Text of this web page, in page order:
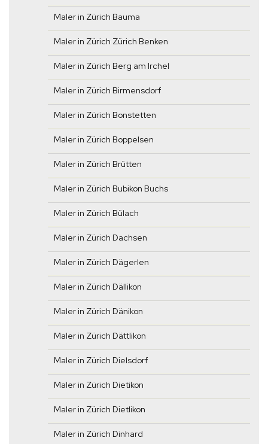
Maler in Zürich Bauma
Maler in Zürich Zürich Benken
Maler in Zürich Berg am Irchel
Maler in Zürich Birmensdorf
Maler in Zürich Bonstetten
Maler in Zürich Boppelsen
Maler in Zürich Brütten
Maler in Zürich Bubikon Buchs
Maler in Zürich Bülach
Maler in Zürich Dachsen
Maler in Zürich Dägerlen
Maler in Zürich Dällikon
Maler in Zürich Dänikon
Maler in Zürich Dättlikon
Maler in Zürich Dielsdorf
Maler in Zürich Dietikon
Maler in Zürich Dietlikon
Maler in Zürich Dinhard